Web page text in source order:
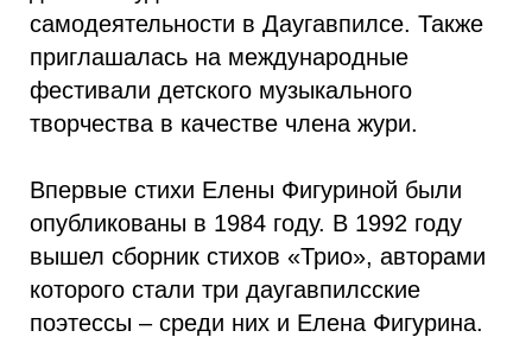
самодеятельности в Даугавпилсе. Также
приглашалась на международные
фестивали детского музыкального
творчества в качестве члена жури.
Впервые стихи Елены Фигуриной были
опубликованы в 1984 году. В 1992 году
вышел сборник стихов «Трио», авторами
которого стали три даугавпилсские
поэтессы – среди них и Елена Фигурина.